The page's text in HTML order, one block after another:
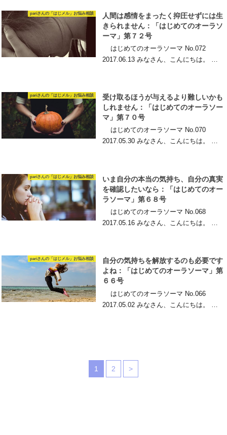
pariさんの「はじメル」お悩み相談
人間は感情をまったく抑圧せずには生
きられません：「はじめてのオーラソ
ーマ」第７２号
はじめてのオーラソーマ No.072
2017.06.13 みなさん、こんにちは。 …
pariさんの「はじメル」お悩み相談
受け取るほうが与えるより難しいかも
しれません：「はじめてのオーラソー
マ」第７０号
はじめてのオーラソーマ No.070
2017.05.30 みなさん、こんにちは。 …
pariさんの「はじメル」お悩み相談
いま自分の本当の気持ち、自分の真実
を確認したいなら：「はじめてのオー
ラソーマ」第６８号
はじめてのオーラソーマ No.068
2017.05.16 みなさん、こんにちは。 …
pariさんの「はじメル」お悩み相談
自分の気持ちを解放するのも必要です
よね：「はじめてのオーラソーマ」第
６６号
はじめてのオーラソーマ No.066
2017.05.02 みなさん、こんにちは。 …
1 2 >